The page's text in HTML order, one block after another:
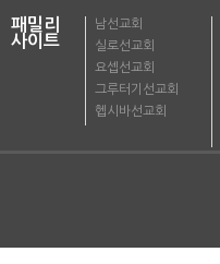
패밀리
사이트
남선교회
실로선교회
요셉선교회
그루터기선교회
헵시바선교회